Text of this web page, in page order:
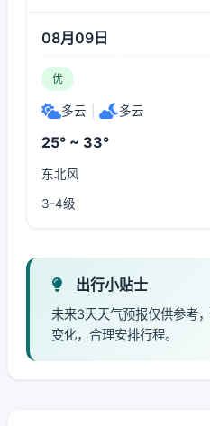
08月09日
优
多云 多云
25° ~ 33°
东北风
3-4级
出行小贴士
未来3天天气预报仅供参考
变化，合理安排行程。